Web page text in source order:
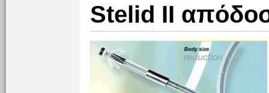
Stelid II